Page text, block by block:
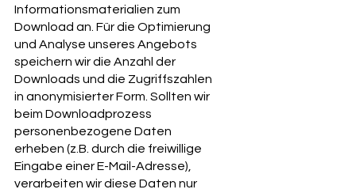
Informationsmaterialien zum
Download an. Für die Optimierung
und Analyse unseres Angebots
speichern wir die Anzahl der
Downloads und die Zugriffszahlen
in anonymisierter Form. Sollten wir
beim Downloadprozess
personenbezogene Daten
erheben (z.B. durch die freiwillige
Eingabe einer E-Mail-Adresse),
verarbeiten wir diese Daten nur